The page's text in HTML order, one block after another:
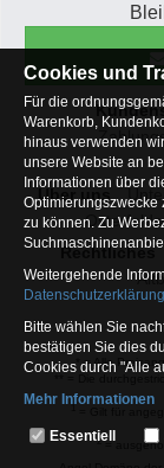
Über uns
Rechtliches
* = Alle
2=
Cookies und
Für die
Warenkorb,
hinaus verwenden
unsere Website an
Informationen über
Optimierungszwecke
zu können. Zu
Weitergehende
Datenschutzerklärung
Bitte wählen Sie
bestätigen Sie dies
Cookies durch "Alle
Mehr Informationen
Essentiell
Essentiell